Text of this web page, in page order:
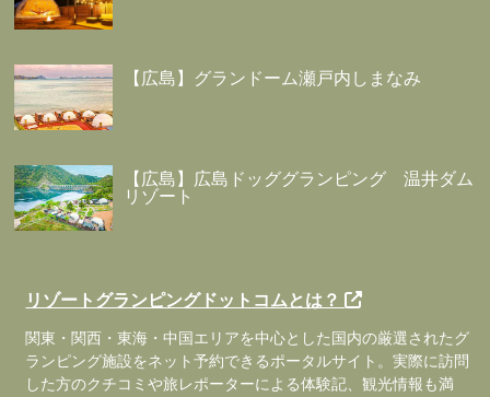
【広島】グランドーム瀬戸内しまなみ
【広島】広島ドッググランピング 温井ダム
リゾート
リゾートグランピングドットコムとは？
関東・関西・東海・中国エリアを中心とした国内の厳選されたグ
ランピング施設をネット予約できるポータルサイト。実際に訪問
した方のクチコミや旅レポーターによる体験記、観光情報も満